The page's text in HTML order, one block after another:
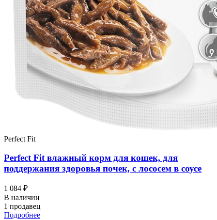
Perfect Fit
Perfect Fit влажный корм для кошек, для
поддержания здоровья почек, с лососем в соусе
1 084 ₽
В наличии
1 продавец
Подробнее